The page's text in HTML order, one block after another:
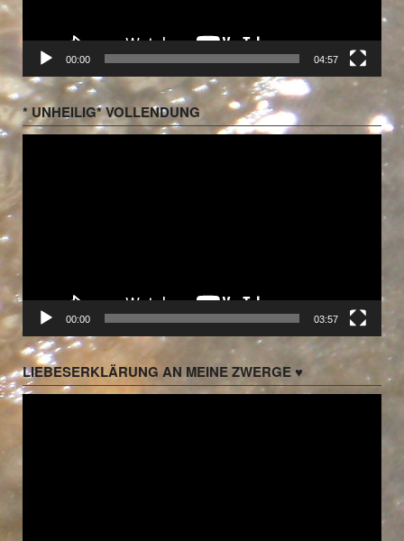
00:00 04:57
* UNHEILIG* VOLLENDUNG
00:00 03:57
LIEBESERKLÄRUNG AN MEINE ZWERGE ♥
Video-